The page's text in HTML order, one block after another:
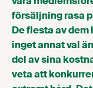
försäljning rasa
De flesta av
inget annat val
del av sina
veta att